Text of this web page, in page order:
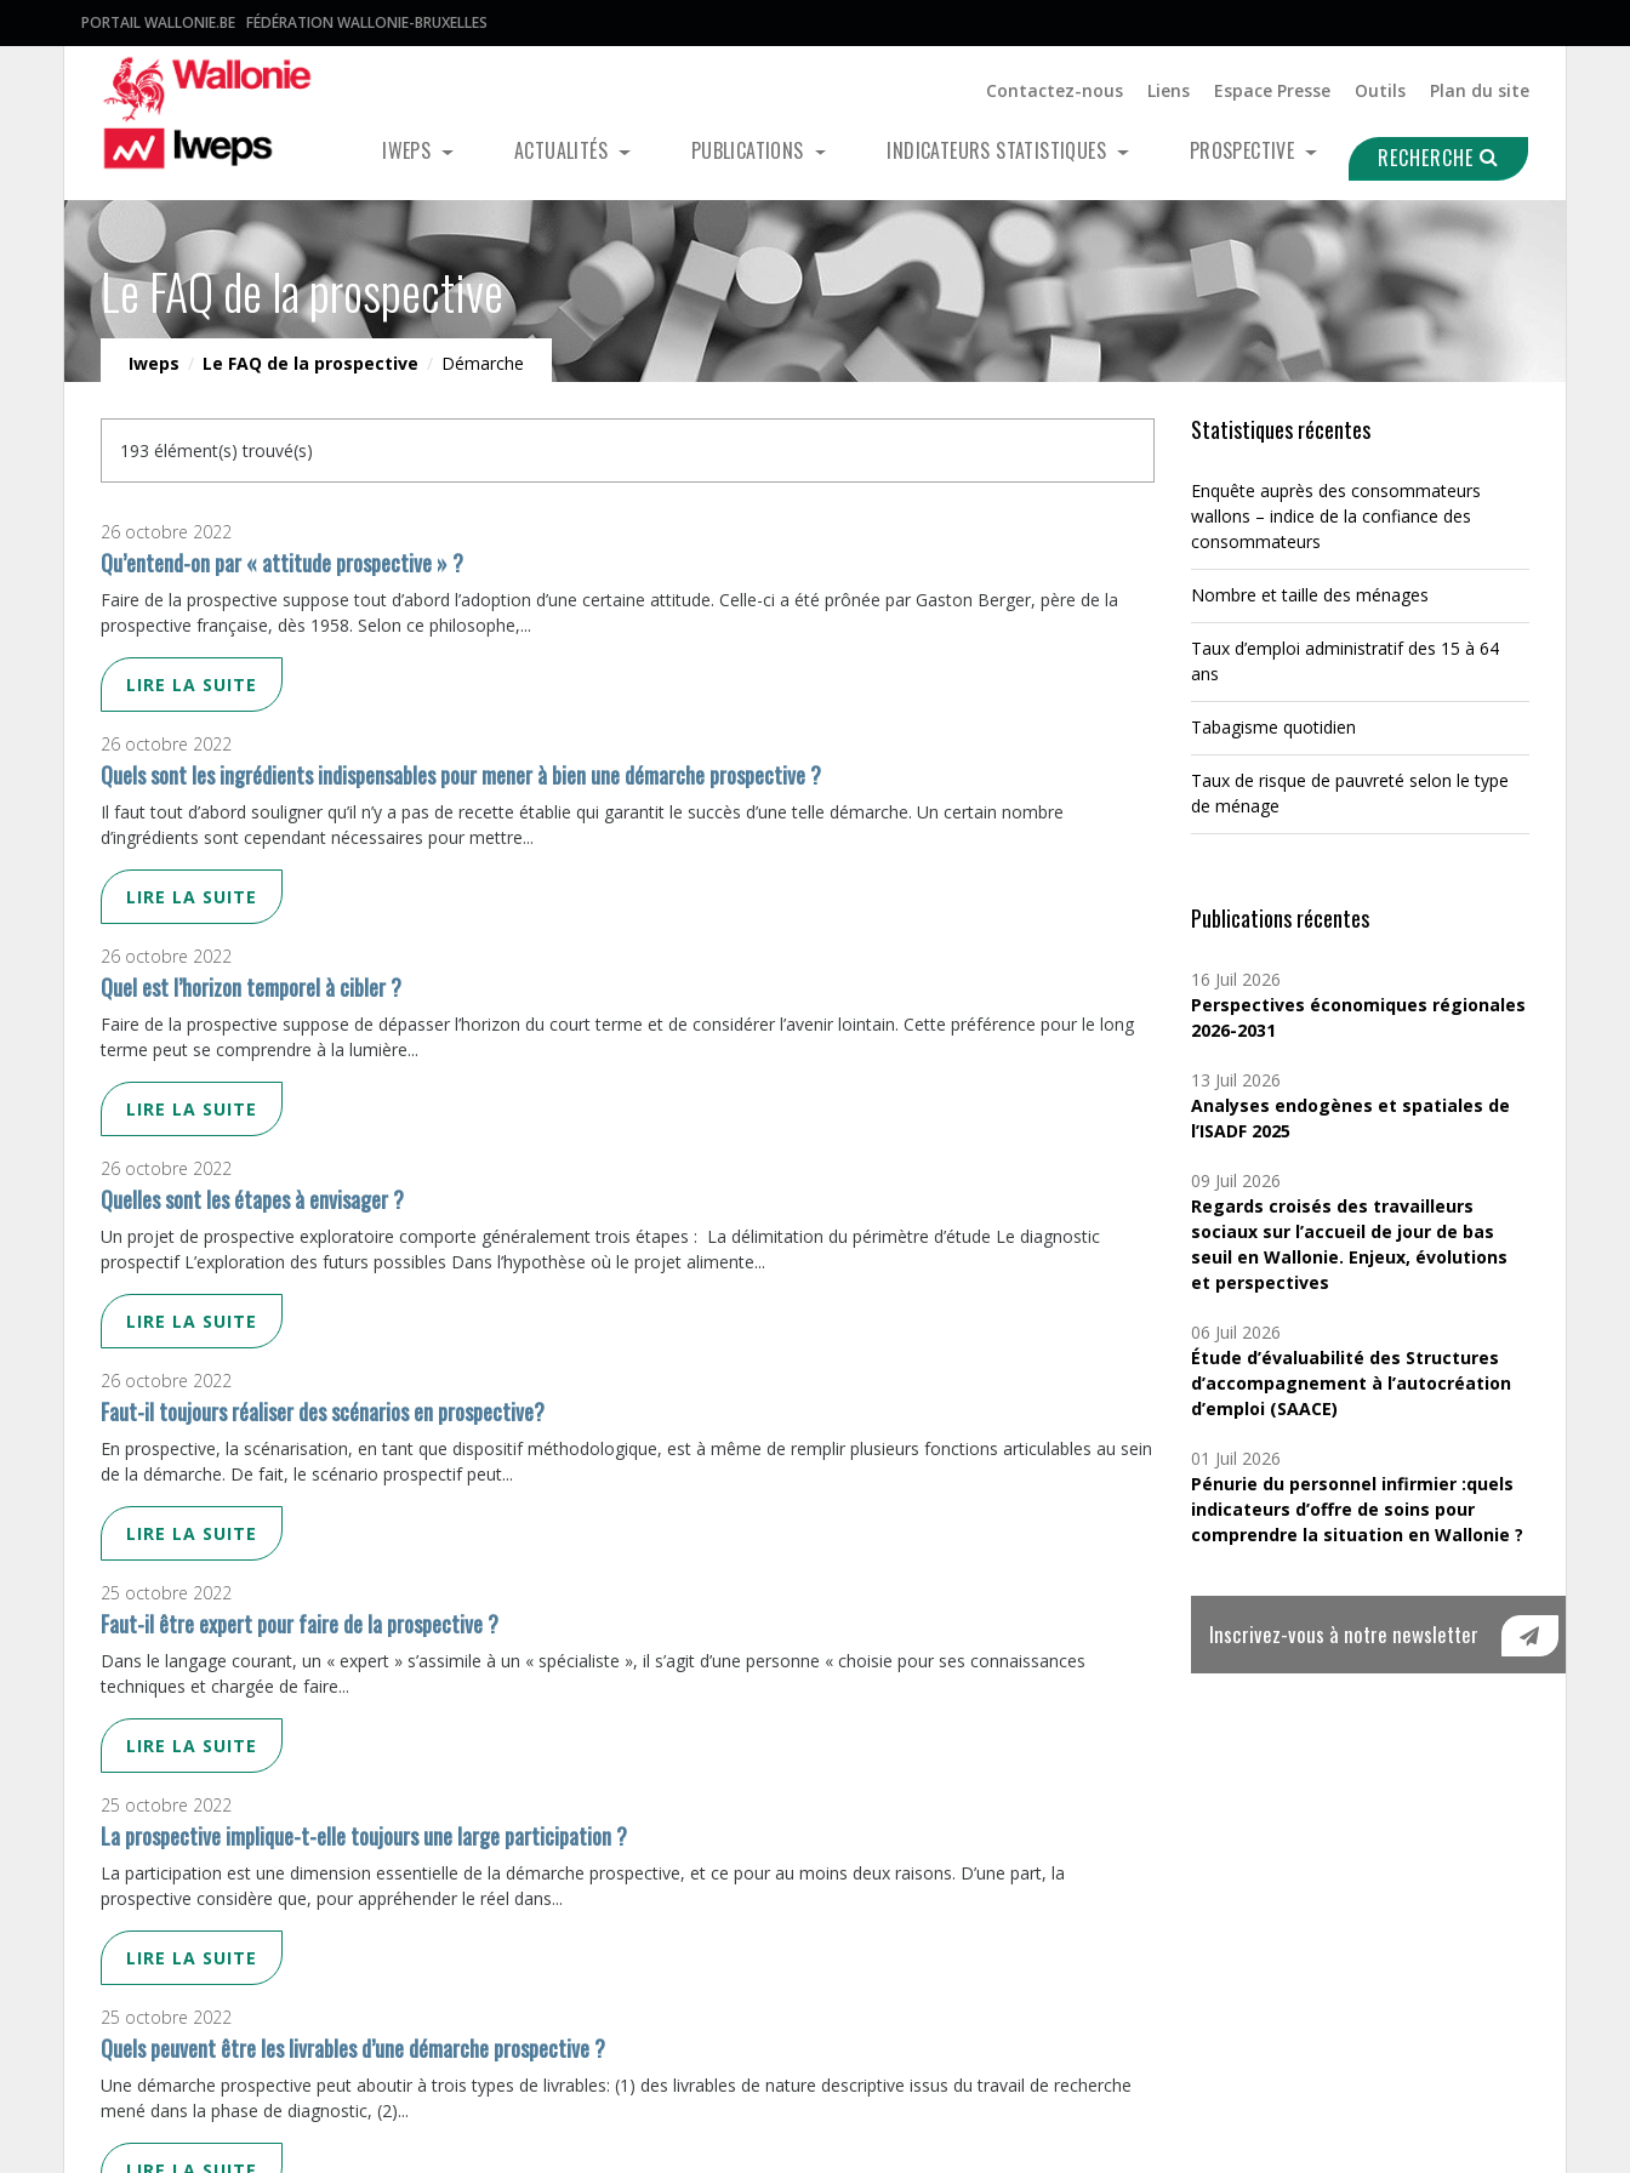
PORTAIL WALLONIE.BE FÉDÉRATION WALLONIE-BRUXELLES
Contactez-nous Liens Espace Presse Outils Plan du site
IWEPS ACTUALITÉS PUBLICATIONS INDICATEURS STATISTIQUES PROSPECTIVE RECHERCHE
Le FAQ de la prospective
Iweps / Le FAQ de la prospective / Démarche
193 élément(s) trouvé(s)
26 octobre 2022
Qu’entend-on par « attitude prospective » ?
Faire de la prospective suppose tout d’abord l’adoption d’une certaine attitude. Celle-ci a été prônée par Gaston Berger, père de la
prospective française, dès 1958. Selon ce philosophe,...
LIRE LA SUITE
26 octobre 2022
Quels sont les ingrédients indispensables pour mener à bien une démarche prospective ?
Il faut tout d’abord souligner qu’il n’y a pas de recette établie qui garantit le succès d’une telle démarche. Un certain nombre
d’ingrédients sont cependant nécessaires pour mettre...
LIRE LA SUITE
26 octobre 2022
Quel est l’horizon temporel à cibler ?
Faire de la prospective suppose de dépasser l’horizon du court terme et de considérer l’avenir lointain. Cette préférence pour le long
terme peut se comprendre à la lumière...
LIRE LA SUITE
26 octobre 2022
Quelles sont les étapes à envisager ?
Un projet de prospective exploratoire comporte généralement trois étapes : La délimitation du périmètre d’étude Le diagnostic
prospectif L’exploration des futurs possibles Dans l’hypothèse où le projet alimente...
LIRE LA SUITE
26 octobre 2022
Faut-il toujours réaliser des scénarios en prospective?
En prospective, la scénarisation, en tant que dispositif méthodologique, est à même de remplir plusieurs fonctions articulables au sein
de la démarche. De fait, le scénario prospectif peut...
LIRE LA SUITE
25 octobre 2022
Faut-il être expert pour faire de la prospective ?
Dans le langage courant, un « expert » s’assimile à un « spécialiste », il s’agit d’une personne « choisie pour ses connaissances
techniques et chargée de faire...
LIRE LA SUITE
25 octobre 2022
La prospective implique-t-elle toujours une large participation ?
La participation est une dimension essentielle de la démarche prospective, et ce pour au moins deux raisons. D’une part, la
prospective considère que, pour appréhender le réel dans...
LIRE LA SUITE
25 octobre 2022
Quels peuvent être les livrables d’une démarche prospective ?
Une démarche prospective peut aboutir à trois types de livrables: (1) des livrables de nature descriptive issus du travail de recherche
mené dans la phase de diagnostic, (2)...
Statistiques récentes
Enquête auprès des consommateurs
wallons – indice de la confiance des
consommateurs
Nombre et taille des ménages
Taux d’emploi administratif des 15 à 64
ans
Tabagisme quotidien
Taux de risque de pauvreté selon le type
de ménage
Publications récentes
16 Juil 2026
Perspectives économiques régionales
2026-2031
13 Juil 2026
Analyses endogènes et spatiales de
l’ISADF 2025
09 Juil 2026
Regards croisés des travailleurs
sociaux sur l’accueil de jour de bas
seuil en Wallonie. Enjeux, évolutions
et perspectives
06 Juil 2026
Étude d’évaluabilité des Structures
d’accompagnement à l’autocréation
d’emploi (SAACE)
01 Juil 2026
Pénurie du personnel infirmier :quels
indicateurs d’offre de soins pour
comprendre la situation en Wallonie ?
Inscrivez-vous à notre newsletter